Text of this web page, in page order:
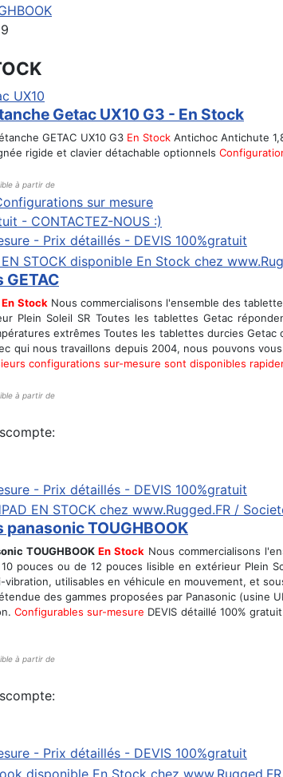
Getac UX10 G3 - En Stock
GETAC UX10 G3 En StockAntichoc Antichute
rigide et clavier détachable optionnels
à partir de
sur mesure
- CONTACTEZ-NOUS :)
- Prix détaillés - DEVIS 100%gratuit
En Stock Nous commercialisons l'ensemble des
Plein Soleil SR Toutes les tablettes Getac
extrêmes Toutes les tablettes durcies
qui nous travaillons depuis 2004, nous pouvons
configurations sur-mesure sont disponibles
à partir de
- Prix détaillés - DEVIS 100%gratuit
TOUGHBOOK
TOUGHBOOKEn Stock Nous commercialisons
pouces ou de 12 pouces lisible en extérieur Plein
utilisables en véhicule en mouvement, et
des gammes proposées par Panasonic
Configurables sur-mesure DEVIS détaillé 100% gratuit
à partir de
- Prix détaillés - DEVIS 100%gratuit